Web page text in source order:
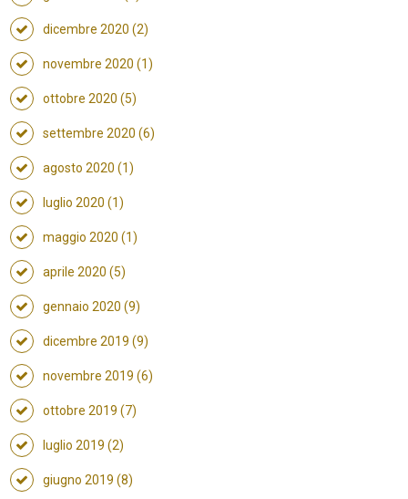
dicembre 2020 (2)
novembre 2020 (1)
ottobre 2020 (5)
settembre 2020 (6)
agosto 2020 (1)
luglio 2020 (1)
maggio 2020 (1)
aprile 2020 (5)
gennaio 2020 (9)
dicembre 2019 (9)
novembre 2019 (6)
ottobre 2019 (7)
luglio 2019 (2)
giugno 2019 (8)